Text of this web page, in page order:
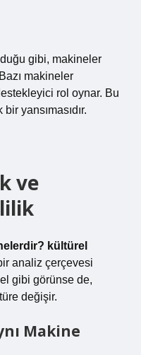
gibi, makineler
makineler
rol oynar. Bu
yansımasıdır.
ve
kültürel
analiz çerçevesi
gibi görünse de,
değişir.
Makine